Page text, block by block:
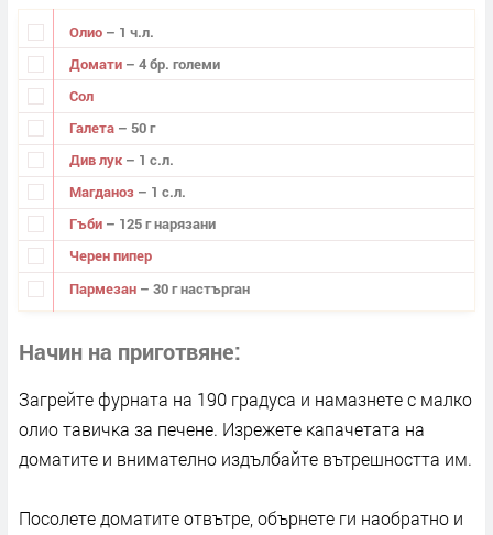
Олио – 1 ч.л.
Домати – 4 бр. големи
Сол
Галета – 50 г
Див лук – 1 с.л.
Магданоз – 1 с.л.
Гъби – 125 г нарязани
Черен пипер
Пармезан – 30 г настърган
Начин на приготвяне
Загрейте фурната на 190 градуса и намазнете с малко
олио тавичка за печене. Изрежете капачетата на
доматите и внимателно издълбайте вътрешността им.
Посолете доматите отвътре, обърнете ги наобратно и